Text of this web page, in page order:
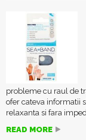
probleme cu raul de
ofer cateva informatii
relaxanta si fara
READ MORE